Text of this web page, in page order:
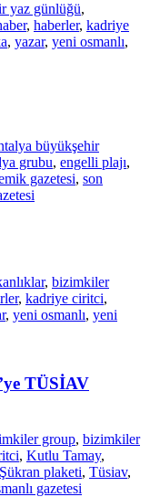
yaz günlüğü,
, haberler, kadriye
, yazar, yeni osmanlı,
büyükşehir
grubu, engelli plajı,
gazetesi, son
, bizimkiler
, kadriye ciritci,
, yeni osmanlı, yeni
TÜSİAV
group, bizimkiler
, Kutlu Tamay,
Şükran plaketi, Tüsiav,
gazetesi